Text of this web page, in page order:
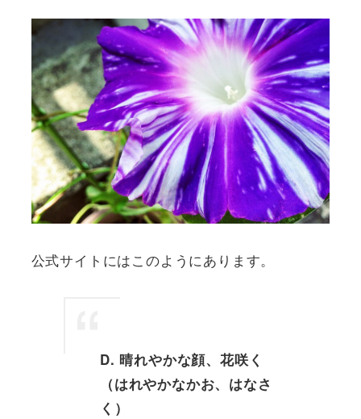
公式サイトにはこのようにあります。
D. 晴れやかな顔、花咲く
（はれやかなかお、はなさ
く）